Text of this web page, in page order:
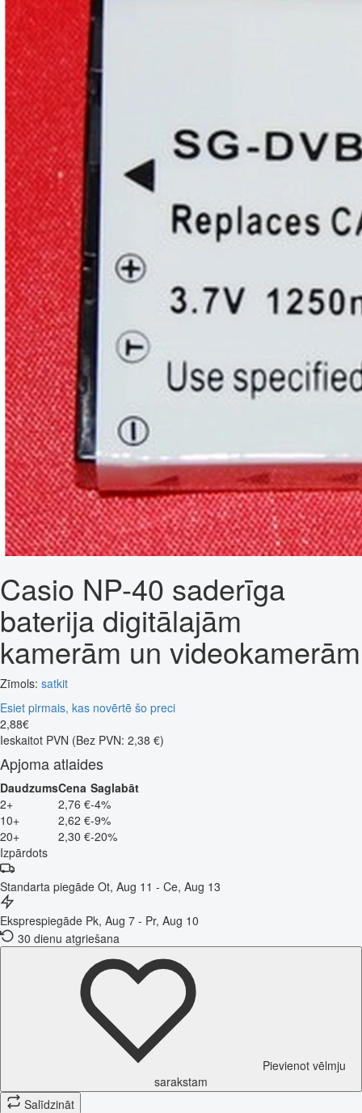
Casio NP-40 saderīga
baterija digitālajām
kamerām un videokamerām
Zīmols: satkit
Esiet pirmais, kas novērtē šo preci
2,88€
Ieskaitot PVN (Bez PVN: 2,38 €)
Apjoma atlaides
DaudzumsCena Saglabāt
2+
2,76 €-4%
10+
2,62 €-9%
20+
2,30 €-20%
Izpārdots
Standarta piegāde Ot, Aug 11 - Ce, Aug 13
Eksprespiegāde Pk, Aug 7 - Pr, Aug 10
30 dienu atgriešana
Pievienot vēlmju
sarakstam
Salīdzināt